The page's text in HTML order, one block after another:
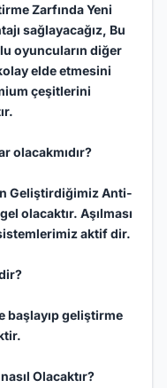
Zarfında Yeni
sağlayacağız, Bu
oyuncuların diğer
elde etmesini
çeşitlerini
olacakmıdır?
Geliştirdiğimiz Anti-
olacaktır. Aşılması
aktif dir.
başlayıp geliştirme
Olacaktır?